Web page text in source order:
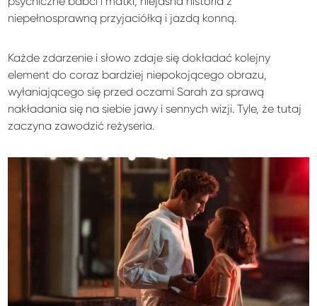
niepełnosprawną przyjaciółką i jazdą konną.
Każde zdarzenie i słowo zdaje się dokładać kolejny
element do coraz bardziej niepokojącego obrazu,
wyłaniającego się przed oczami Sarah za sprawą
nakładania się na siebie jawy i sennych wizji. Tyle, że tutaj
zaczyna zawodzić reżyseria.